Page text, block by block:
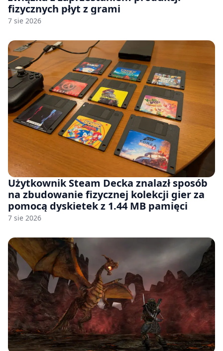
fizycznych płyt z grami
7 sie 2026
Użytkownik Steam Decka znalazł sposób
na zbudowanie fizycznej kolekcji gier za
pomocą dyskietek z 1.44 MB pamięci
7 sie 2026